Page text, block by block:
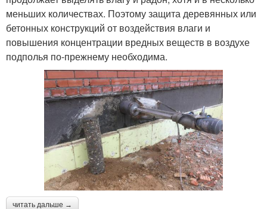
меньших количествах. Поэтому защита деревянных или
бетонных конструкций от воздействия влаги и
повышения концентрации вредных веществ в воздухе
подполья по-прежнему необходима.
читать дальше →